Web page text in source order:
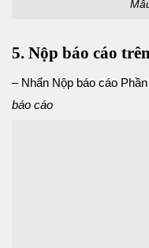
5. Nộp báo cáo
– Nhấn Nộp báo cáo
báo cáo